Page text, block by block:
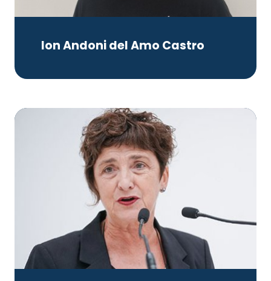
Ion Andoni del Amo Castro